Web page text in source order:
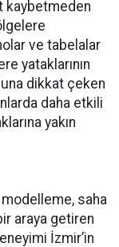
kaybetmeden
ve tabelalar
yataklarının
dikkat çeken
daha etkili
yakın
saha
araya getiren
İzmir’in